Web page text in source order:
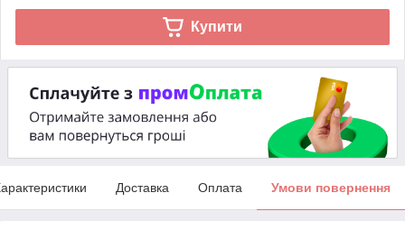
Купити
Доставка Оплата Умови повернення